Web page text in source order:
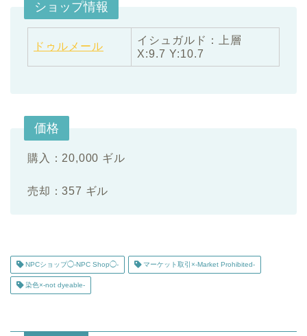
ショップ情報
ドゥルメール
イシュガルド：上層
X:9.7 Y:10.7
価格
購入：20,000 ギル
売却：357 ギル
NPCショップ◯-NPC Shop◯- マーケット取引×-Market Prohibited-
染色×-not dyeable-